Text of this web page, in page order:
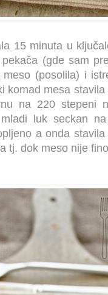
15 minuta u
(gde sam
(posolila) i
komad mesa
na 220 stepeni
luk seckan
a onda
tj. dok meso nije